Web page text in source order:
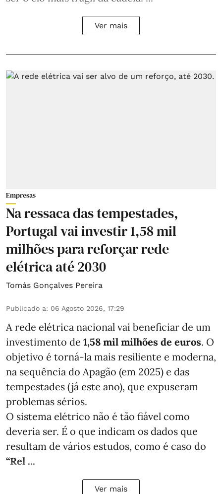
Ver mais
Empresas
Na ressaca das tempestades,
Portugal vai investir 1,58 mil
milhões para reforçar rede
elétrica até 2030
Tomás Gonçalves Pereira
Publicado a: 06 Agosto 2026, 17:29
A rede elétrica nacional vai beneficiar de um
investimento de 1,58 mil milhões de euros. O
objetivo é torná-la mais resiliente e moderna,
na sequência do Apagão (em 2025) e das
tempestades (já este ano), que expuseram
problemas sérios.
O sistema elétrico não é tão fiável como
deveria ser. É o que indicam os dados que
resultam de vários estudos, como é caso do
“Rel ...
Ver mais